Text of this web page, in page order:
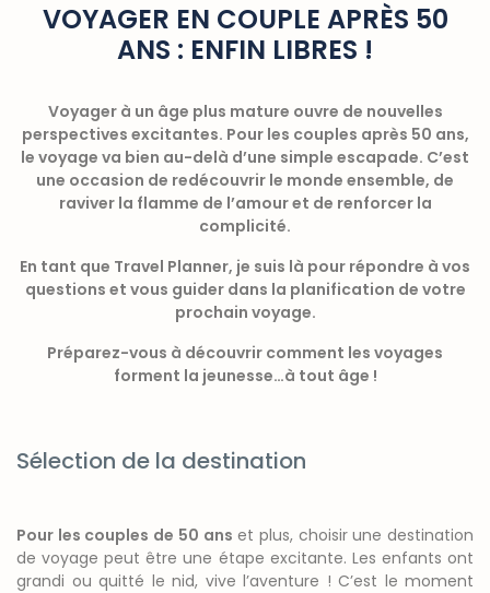
VOYAGER EN COUPLE APRÈS 50
ANS : ENFIN LIBRES !
Voyager à un âge plus mature ouvre de nouvelles
perspectives excitantes. Pour les couples après 50 ans,
le voyage va bien au-delà d’une simple escapade. C’est
une occasion de redécouvrir le monde ensemble, de
raviver la flamme de l’amour et de renforcer la
complicité.
En tant que Travel Planner, je suis là pour répondre à vos
questions et vous guider dans la planification de votre
prochain voyage.
Préparez-vous à découvrir comment les voyages
forment la jeunesse…à tout âge !
Sélection de la destination
Pour les couples de 50 ans et plus, choisir une destination
de voyage peut être une étape excitante. Les enfants ont
grandi ou quitté le nid, vive l’aventure ! C’est le moment